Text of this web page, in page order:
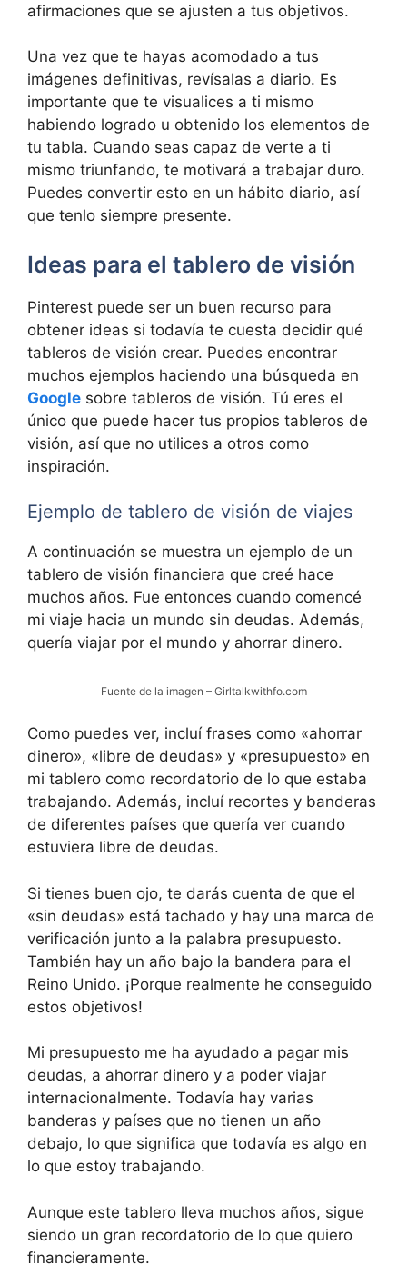
afirmaciones que se ajusten a tus objetivos.
Una vez que te hayas acomodado a tus
imágenes definitivas, revísalas a diario. Es
importante que te visualices a ti mismo
habiendo logrado u obtenido los elementos de
tu tabla. Cuando seas capaz de verte a ti
mismo triunfando, te motivará a trabajar duro.
Puedes convertir esto en un hábito diario, así
que tenlo siempre presente.
Ideas para el tablero de visión
Pinterest puede ser un buen recurso para
obtener ideas si todavía te cuesta decidir qué
tableros de visión crear. Puedes encontrar
muchos ejemplos haciendo una búsqueda en
Google sobre tableros de visión. Tú eres el
único que puede hacer tus propios tableros de
visión, así que no utilices a otros como
inspiración.
Ejemplo de tablero de visión de viajes
A continuación se muestra un ejemplo de un
tablero de visión financiera que creé hace
muchos años. Fue entonces cuando comencé
mi viaje hacia un mundo sin deudas. Además,
quería viajar por el mundo y ahorrar dinero.
Fuente de la imagen – Girltalkwithfo.com
Como puedes ver, incluí frases como «ahorrar
dinero», «libre de deudas» y «presupuesto» en
mi tablero como recordatorio de lo que estaba
trabajando. Además, incluí recortes y banderas
de diferentes países que quería ver cuando
estuviera libre de deudas.
Si tienes buen ojo, te darás cuenta de que el
«sin deudas» está tachado y hay una marca de
verificación junto a la palabra presupuesto.
También hay un año bajo la bandera para el
Reino Unido. ¡Porque realmente he conseguido
estos objetivos!
Mi presupuesto me ha ayudado a pagar mis
deudas, a ahorrar dinero y a poder viajar
internacionalmente. Todavía hay varias
banderas y países que no tienen un año
debajo, lo que significa que todavía es algo en
lo que estoy trabajando.
Aunque este tablero lleva muchos años, sigue
siendo un gran recordatorio de lo que quiero
financieramente.